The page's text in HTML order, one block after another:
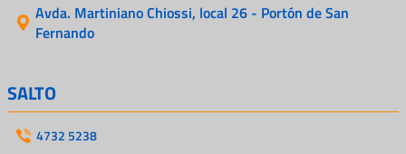
Avda. Martiniano Chiossi, local 26 - Portón de San
Fernando
SALTO
4732 5238